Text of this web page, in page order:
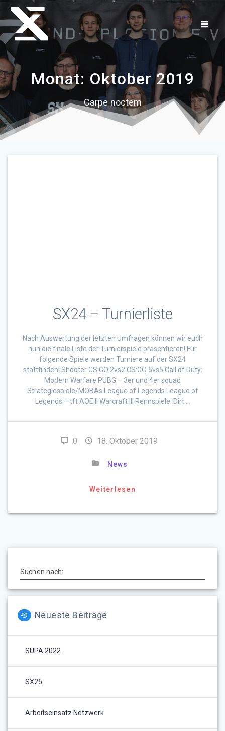
Zum
springen
Monat: Oktober 2019
Carpe noctem
SX24 – Turnierliste
Nach Auswertung der letzten Umfragen können wir euch
nun die finale Liste der Turnierspiele präsentieren! Für
folgende Spiele werden Turniere auf der SX24
stattfinden: Shooter CS:GO 2vs2 CS:GO 5vs5 Call of Duty:
Modern Warfare PUBG – 3er und 4er squad
Strategiespiele/MOBAs League of Legends League of
Legends – tft AOE II Warcraft III Rennspiele: Dirt …
0 18. Oktober 2019
News
Weiterlesen
Suchen nach:
Neueste Beiträge
SUPA 2022
SX25
Arbeitseinsatz Netzwerk